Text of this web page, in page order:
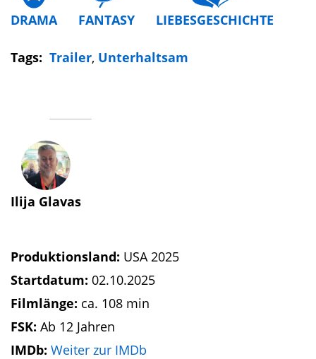
DRAMA FANTASY LIEBESGESCHICHTE
Tags: Trailer, Unterhaltsam
Ilija Glavas
Produktionsland: USA 2025
Startdatum: 02.10.2025
Filmlänge: ca. 108 min
FSK: Ab 12 Jahren
IMDb: Weiter zur IMDb